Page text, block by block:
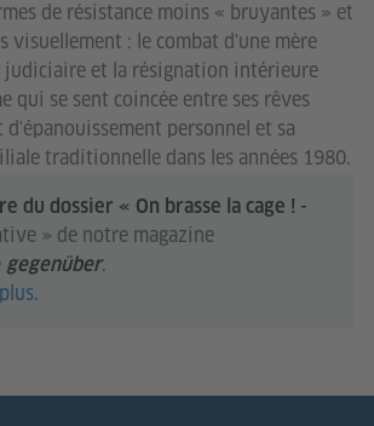
de résistance moins « bruyantes » et
visuellement : le combat d'une mère
judiciaire et la résignation intérieure
qui se sent coincée entre ses rêves
personnel et sa
traditionnelle dans les années 1980.
du dossier « On brasse la cage ! -
» de notre magazine
gegenüber.